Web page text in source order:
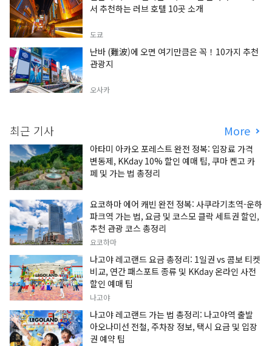
서 추천하는 러브 호텔 10곳 소개
도쿄
난바 (難波)에 오면 여기만큼은 꼭！10가지 추천
관광지
오사카
최근 기사 More
아타미 아카오 포레스트 완전 정복: 입장료 가격
변동제, KKday 10% 할인 예매 팁, 쿠마 켄고 카
페 및 가는 법 총정리
요코하마 에어 캐빈 완전 정복: 사쿠라기초역-운하
파크역 가는 법, 요금 및 코스모 클락 세트권 할인,
추천 관광 코스 총정리
요코하마
나고야 레고랜드 요금 총정리: 1일권 vs 콤보 티켓
비교, 연간 패스포트 종류 및 KKday 온라인 사전
할인 예매 팁
나고야
나고야 레고랜드 가는 법 총정리: 나고야역 출발
아오나미선 전철, 주차장 정보, 택시 요금 및 입장
권 예약 팁